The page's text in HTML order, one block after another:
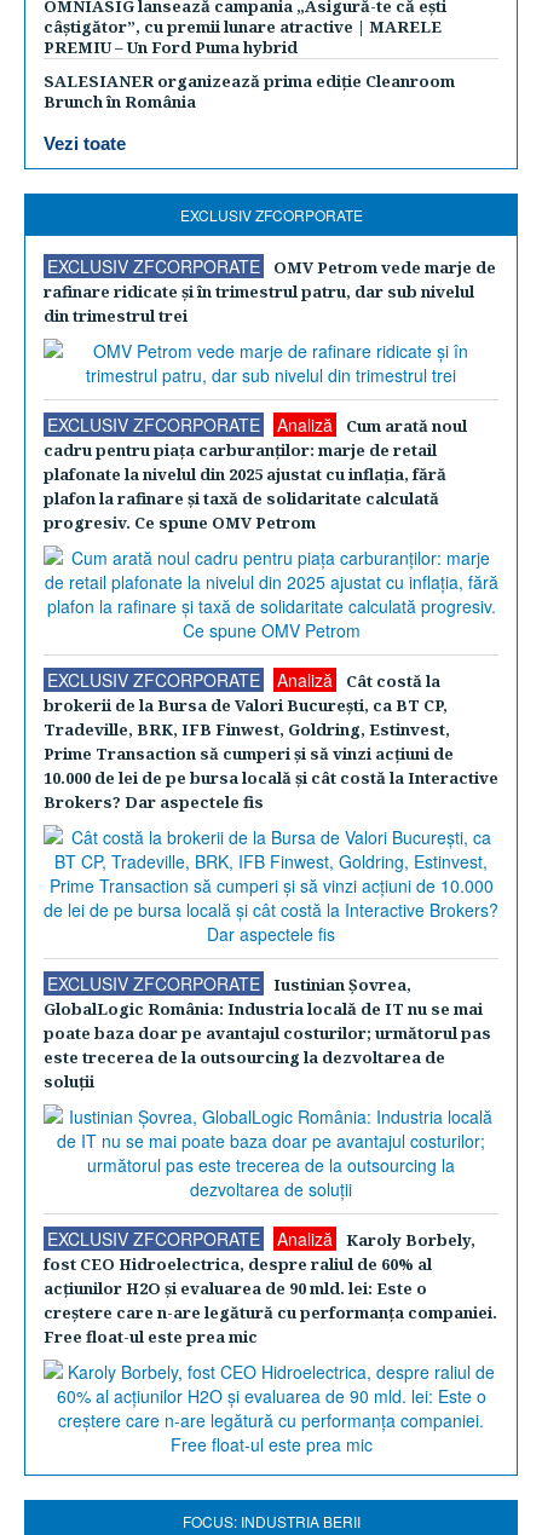
OMNIASIG lansează campania „Asigură-te că ești
câștigător”, cu premii lunare atractive | MARELE
PREMIU – Un Ford Puma hybrid
SALESIANER organizează prima ediție Cleanroom
Brunch în România
Vezi toate
EXCLUSIV ZFCORPORATE
EXCLUSIV ZFCORPORATE
OMV Petrom vede marje de
rafinare ridicate şi în trimestrul patru, dar sub nivelul
din trimestrul trei
EXCLUSIV ZFCORPORATE Analiză
Cum arată noul
cadru pentru piaţa carburanţilor: marje de retail
plafonate la nivelul din 2025 ajustat cu inflaţia, fără
plafon la rafinare şi taxă de solidaritate calculată
progresiv. Ce spune OMV Petrom
EXCLUSIV ZFCORPORATE Analiză
Cât costă la
brokerii de la Bursa de Valori Bucureşti, ca BT CP,
Tradeville, BRK, IFB Finwest, Goldring, Estinvest,
Prime Transaction să cumperi şi să vinzi acţiuni de
10.000 de lei de pe bursa locală şi cât costă la Interactive
Brokers? Dar aspectele fis
EXCLUSIV ZFCORPORATE
Iustinian Şovrea,
GlobalLogic România: Industria locală de IT nu se mai
poate baza doar pe avantajul costurilor; următorul pas
este trecerea de la outsourcing la dezvoltarea de
soluţii
EXCLUSIV ZFCORPORATE Analiză
Karoly Borbely,
fost CEO Hidroelectrica, despre raliul de 60% al
acţiunilor H2O şi evaluarea de 90 mld. lei: Este o
creştere care n-are legătură cu performanţa companiei.
Free float-ul este prea mic
FOCUS: INDUSTRIA BERII